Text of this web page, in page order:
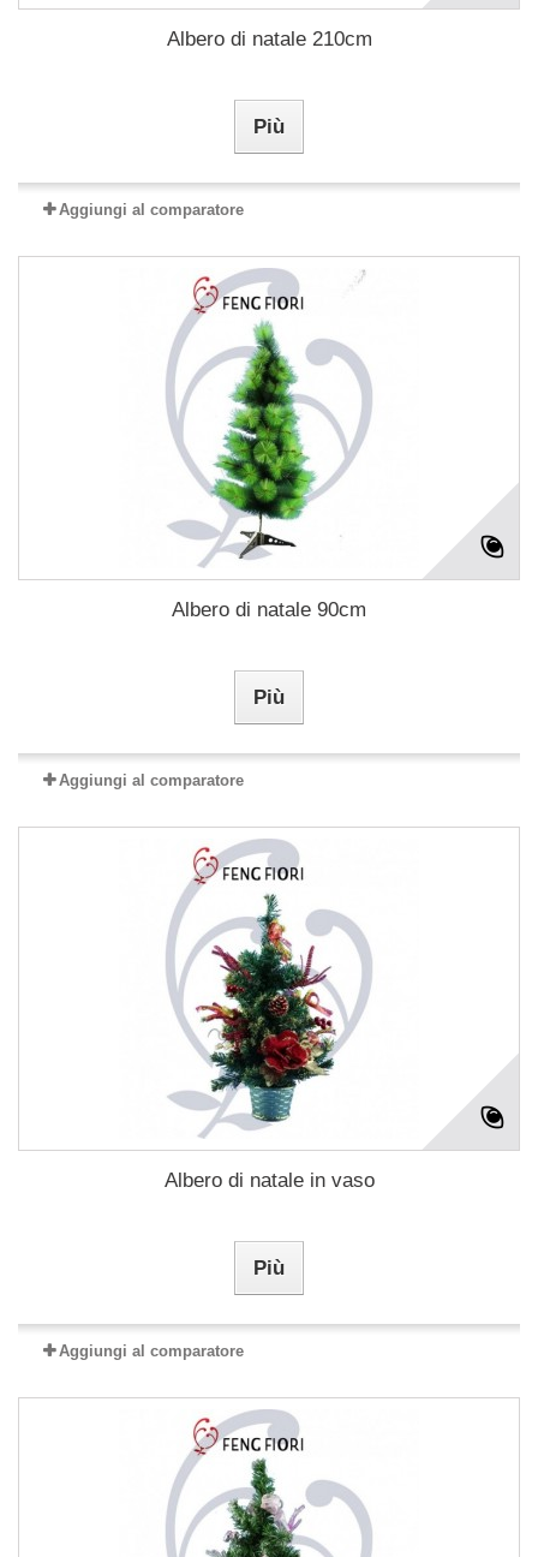
Albero di natale 210cm
Più
Aggiungi al comparatore
Albero di natale 90cm
Più
Aggiungi al comparatore
Albero di natale in vaso
Più
Aggiungi al comparatore